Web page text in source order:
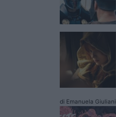
di Emanuela Giuliani